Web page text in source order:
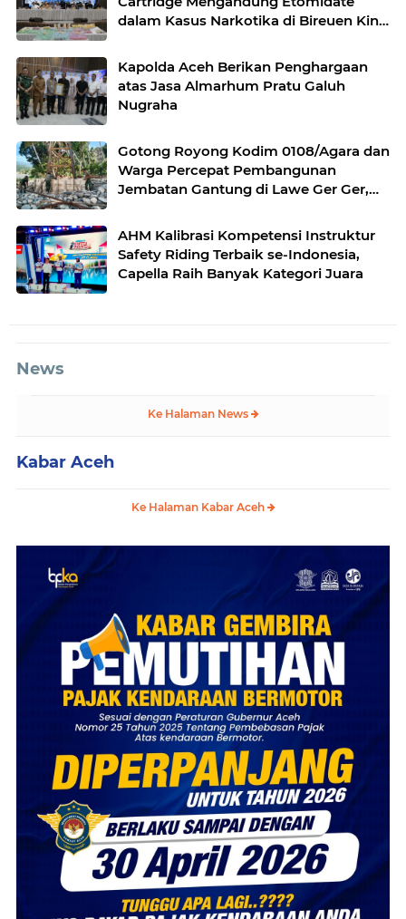
dalam Kasus Narkotika di Bireuen Kini
Kapolda Aceh Berikan Penghargaan
atas Jasa Almarhum Pratu Galuh
Nugraha
Gotong Royong Kodim 0108/Agara dan
Warga Percepat Pembangunan
Jembatan Gantung di Lawe Ger Ger,
AHM Kalibrasi Kompetensi Instruktur
Safety Riding Terbaik se-Indonesia,
Capella Raih Banyak Kategori Juara
News
Ke Halaman News
Kabar Aceh
Ke Halaman Kabar Aceh